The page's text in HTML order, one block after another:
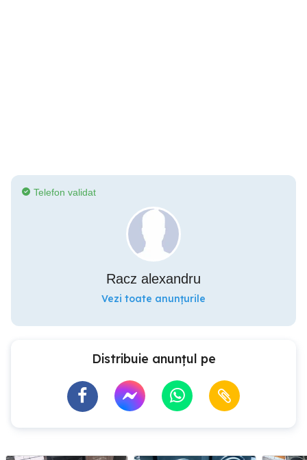
Telefon validat
Racz alexandru
Vezi toate anunțurile
Distribuie anunțul pe